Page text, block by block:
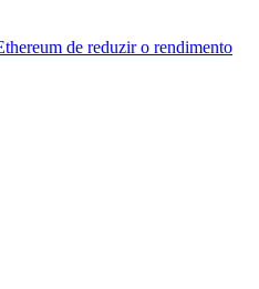
de reduzir o rendimento